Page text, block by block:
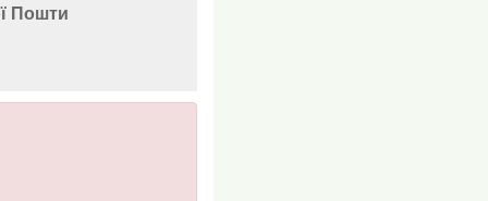
Пошти